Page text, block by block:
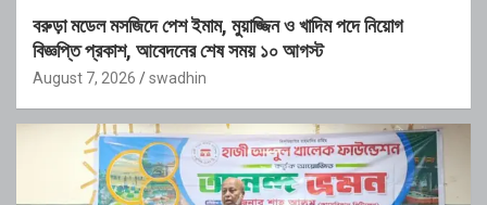
বরুড়া মডেল মসজিদে পেশ ইমাম, মুয়াজ্জিন ও খাদিম পদে নিয়োগ
বিজ্ঞপ্তি প্রকাশ, আবেদনের শেষ সময় ১০ আগস্ট
August 7, 2026 swadhin